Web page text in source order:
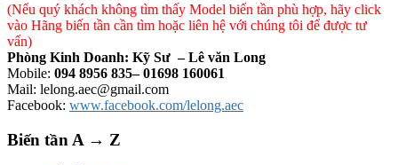
(Nếu quý khách không tìm thấy Model biến tần phù hợp, hãy click
vào Hãng biến tần cần tìm hoặc liên hệ với chúng tôi để được tư
vấn)
Phòng Kinh Doanh: Kỹ Sư – Lê văn Long
Mobile: 094 8956 835– 01698 160061
Mail: lelong.aec@gmail.com
Facebook: www.facebook.com/lelong.aec
Biến tần A → Z